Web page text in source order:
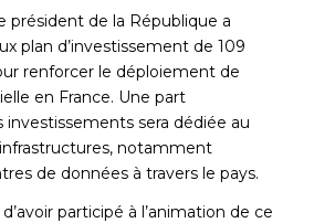
président de la République a
plan d’investissement de 109
renforcer le déploiement de
en France. Une part
sera dédiée au
notamment
de données à travers le pays.
participé à l’animation de ce